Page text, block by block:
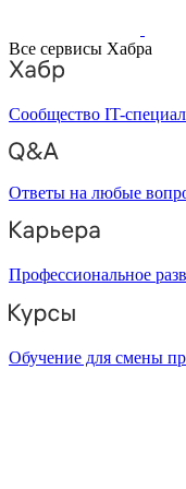
Все сервисы Хабра
Сообщество IT-
Ответы на любые
Профессиональное
Обучение для смены